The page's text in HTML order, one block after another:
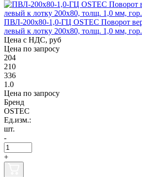
ПВЛ-200х80-1,0-ГЦ OSTEC Поворот
левый к лотку 200х80, толщ. 1,0 мм,
Цена с НДС, руб
Цена по запросу
204
210
336
1.0
Цена по запросу
Бренд
OSTEC
Ед.изм.:
шт.
-
+